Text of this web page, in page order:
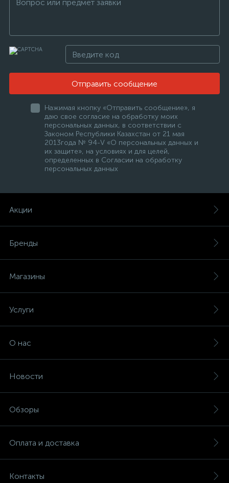
Отправить сообщение
Нажимая кнопку «Отправить сообщение», я
даю свое согласие на обработку моих
персональных данных, в соответствии с
Законом Республики Казахстан от 21 мая
2013года № 94-V «О персональных данных и
их защите», на условиях и для целей,
определенных в Согласии на обработку
персональных данных
Акции
Бренды
Магазины
Услуги
О нас
Новости
Обзоры
Оплата и доставка
Контакты